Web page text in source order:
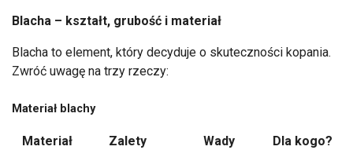
Blacha – kształt, grubość i materiał
Blacha to element, który decyduje o skuteczności kopania.
Zwróć uwagę na trzy rzeczy:
Materiał blachy
Materiał Zalety Wady Dla kogo?